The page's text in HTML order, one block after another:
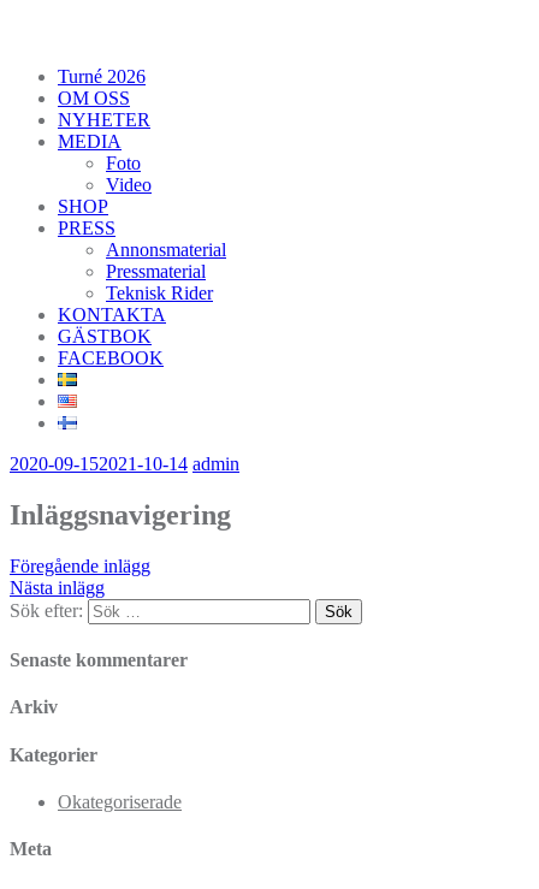
Turné 2026
OM OSS
NYHETER
MEDIA
Foto
Video
SHOP
PRESS
Annonsmaterial
Pressmaterial
Teknisk Rider
KONTAKTA
GÄSTBOK
FACEBOOK
2020-09-152021-10-14 admin
Inläggsnavigering
Föregående inlägg
Nästa inlägg
Sök efter:
Senaste kommentarer
Arkiv
Kategorier
Okategoriserade
Meta